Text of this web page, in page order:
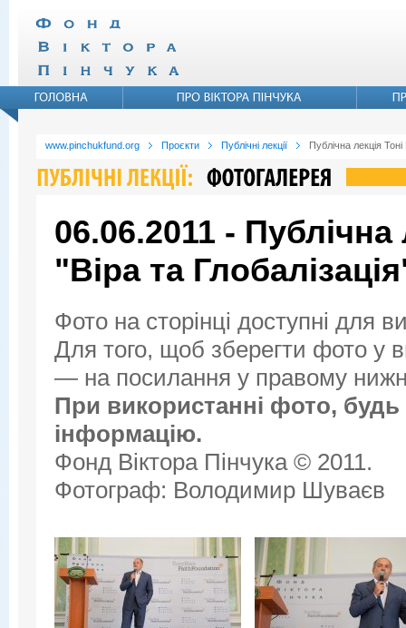
www.pinchukfund.org Проєкти Публічні лекції Публічна лекція
06.06.2011 -
"Віра та
Фото на сторінці доступні для
Для того, щоб зберегти фото у
— на посилання у правому
При використанні фото, будь
інформацію.
Фонд Віктора Пінчука © 2011.
Фотограф: Володимир Шуваєв